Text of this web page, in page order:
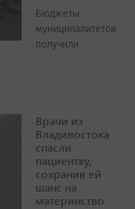
Бюджеты
муниципалитетов
получили
Врачи из
Владивостока
спасли
пациентку,
сохранив ей
шанс на
материнство